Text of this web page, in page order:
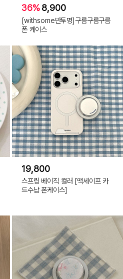
36%8,900
[withsome반투명]구름구름구름
폰 케이스
19,800
스프링 베이직 컬러 [맥세이프 카
드수납 폰케이스]